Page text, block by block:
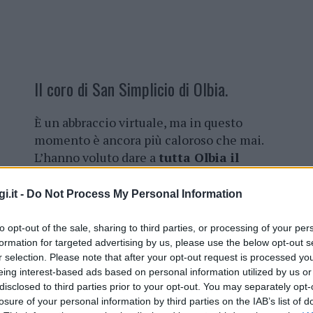
- Do Not Process My Personal Information
opt-out of the sale, sharing to third parties, or processing of your
for targeted advertising by us, please use the below opt-out
selection. Please note that after your opt-out request is processed
interest-based ads based on personal information utilized by us
to third parties prior to your opt-out. You may separately
of your personal information by third parties on the IAB’s list of
Il coro di San Simplicio di Olbia.
È un abbraccio virtuale, ma in questo
momento è ancora più caloroso che mai.
L’hanno voluto dare a tutta Olbia il
Note di Luce per ricordare che,per
faccia paura, con l’impegno di tutti si
tornerà presto alla normalità.
È un abbraccio forte, carico d’amore e
in questoabbraccio virtuale, passerà anche